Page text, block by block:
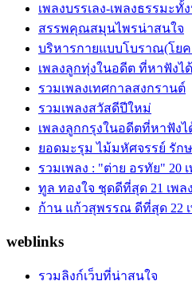
เพลงบรรเลง-เพลงธรรมะทั้
สรรพคุณสมุนไพรน่าสนใจ
บริหารกายแบบโบราณ(โย
เพลงลูกทุ่งในอดีต ที่หาฟังไ
รวมเพลงเทศกาลสงกรานต์
รวมเพลงสวัสดีปีใหม่
เพลงลูกกรุงในอดีตที่หาฟังไ
ยอดมะรุม ไม้มหัศจรรย์ รัก
รวมเพลง : "ต่าย อรทัย" 20
ทูล ทองใจ ชุดดีที่สุด 21 เพล
ก้าน แก้วสุพรรณ ดีที่สุด 22
weblinks
รวมลิงก์เว็บที่น่าสนใจ